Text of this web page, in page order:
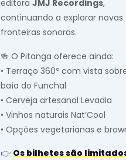
editora JMJ Recordings,
continuando a explorar novas
fronteiras sonoras.
🍻 O Pitanga oferece ainda:
• Terraço 360º com vista
baía do Funchal
• Cerveja artesanal Levadia
• Vinhos naturais Nat’Cool
• Opções vegetarianas e
👉 Os bilhetes são